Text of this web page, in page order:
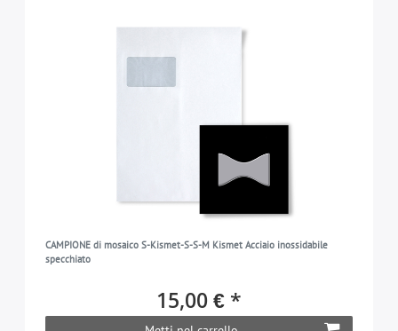
CAMPIONE di mosaico S-Kismet-S-S-M Kismet Acciaio inossidabile
specchiato
15,00 € *